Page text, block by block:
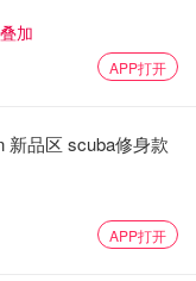
加
APP打开
新品区 scuba修身款
APP打开